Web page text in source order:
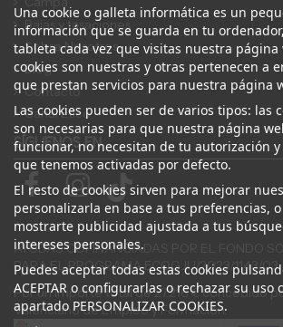
Bajas y tasaciones
Sobre Nosotros
Blog
Contacto
Canal Ético
Una cookie o galleta informática es un
información que se guarda en tu
tableta cada vez que visitas nuestra página
cookies son nuestras y otras pertenecen a
que prestan servicios para nuestra página
Las cookies pueden ser de varios tipos: las
son necesarias para que nuestra página
funcionar, no necesitan de tu autorización
que tenemos activadas por defecto.
El resto de cookies sirven para mejorar
personalizarla en base a tus preferencias,
mostrarte publicidad ajustada a tus
intereses personales.
Puedes aceptar todas estas cookies
ACEPTAR o configurarlas o rechazar su uso
apartado PERSONALIZAR COOKIES.
SÍGUENOS EN
AYUDAS COFINANCIADAS POR EL FONDO
PARA EL PROGRAMA ECOGJU/2023/1143/03
Por un importe total de 27.216 € concedido
Valenciano de Empleo y Formación.